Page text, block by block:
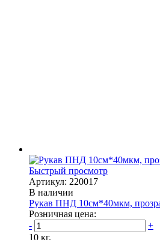
Быстрый просмотр
Артикул: 220017
В наличии
Рукав ПНД 10см*40мкм,
Розничная цена:
-
+
10 кг.